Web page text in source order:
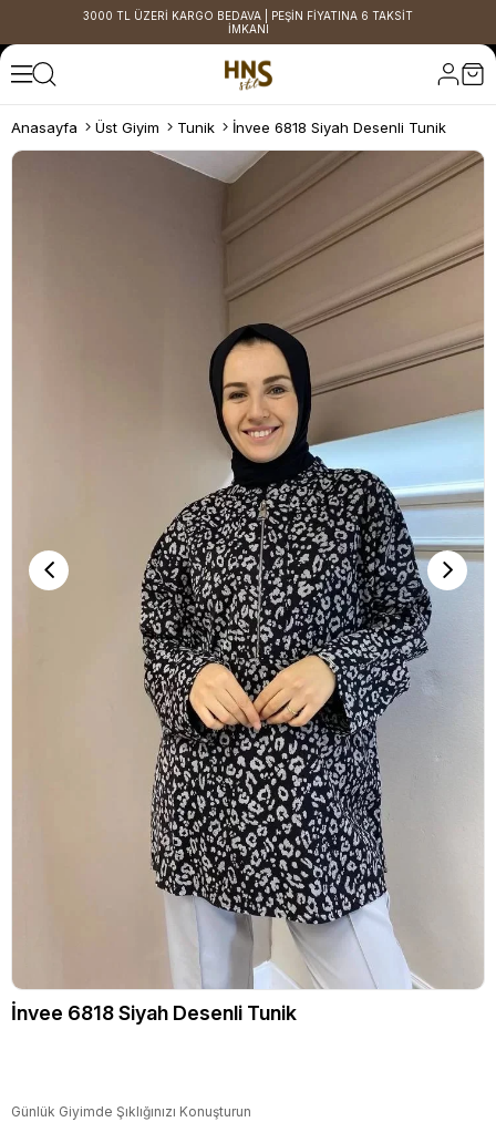
3000 TL ÜZERİ KARGO BEDAVA | PEŞİN FİYATINA 6 TAKSİT
İMKANI
Anasayfa Üst Giyim Tunik İnvee 6818 Siyah Desenli Tunik
İnvee 6818 Siyah Desenli Tunik
Günlük Giyimde Şıklığınızı Konuşturun